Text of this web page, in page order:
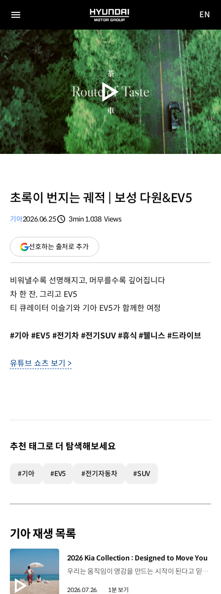
전체
메뉴
HYUNDAI
MOTOR
GROUP
사이
이동
EN
초록이 번지는 궤적 | 보성 다원&EV5
기아2026.06.25
3min1,038 Views
선호하는 출처로 추가(새
창
비워낼수록 선명해지고, 머무를수록 깊어집니다
차 한 잔, 그리고 EV5
티 큐레이터 이슬기와 기아 EV5가 함께한 여정
#기아 #EV5 #전기차 #전기SUV #휴식 #웰니스 #드라이브
유튜브 쇼츠 보기 >
추천 태그로 더 탐색해보세요
#기아 #EV5 #전기자동차 #SUV
기아 재생 목록
[동영상]
2026 Kia Collection : Designed to Move You
우리는 움직임이 영감을 만드는 시작이 된다고 믿습니다. 기아만의 Movement로 당신의 일상에 영감을 더해줄 2026 Kia Collection을 만나보세요. Designed to move you. Kia Collection 자세히 보기 ▶ #Kia #기아 #KiaCollection #기아컬렉션 #Designedtomoveyou #lifestyle
2026.07.26. 1분 보기